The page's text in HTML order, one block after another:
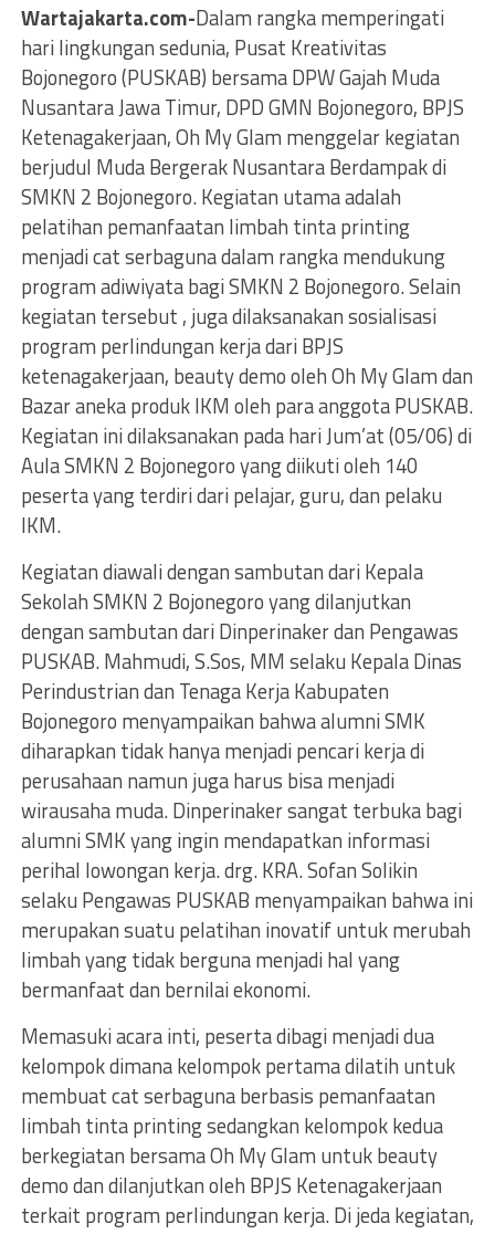
Wartajakarta.com-Dalam rangka memperingati
hari lingkungan sedunia, Pusat Kreativitas
Bojonegoro (PUSKAB) bersama DPW Gajah Muda
Nusantara Jawa Timur, DPD GMN Bojonegoro, BPJS
Ketenagakerjaan, Oh My Glam menggelar kegiatan
berjudul Muda Bergerak Nusantara Berdampak di
SMKN 2 Bojonegoro. Kegiatan utama adalah
pelatihan pemanfaatan limbah tinta printing
menjadi cat serbaguna dalam rangka mendukung
program adiwiyata bagi SMKN 2 Bojonegoro. Selain
kegiatan tersebut , juga dilaksanakan sosialisasi
program perlindungan kerja dari BPJS
ketenagakerjaan, beauty demo oleh Oh My Glam dan
Bazar aneka produk IKM oleh para anggota PUSKAB.
Kegiatan ini dilaksanakan pada hari Jum’at (05/06) di
Aula SMKN 2 Bojonegoro yang diikuti oleh 140
peserta yang terdiri dari pelajar, guru, dan pelaku
IKM.
Kegiatan diawali dengan sambutan dari Kepala
Sekolah SMKN 2 Bojonegoro yang dilanjutkan
dengan sambutan dari Dinperinaker dan Pengawas
PUSKAB. Mahmudi, S.Sos, MM selaku Kepala Dinas
Perindustrian dan Tenaga Kerja Kabupaten
Bojonegoro menyampaikan bahwa alumni SMK
diharapkan tidak hanya menjadi pencari kerja di
perusahaan namun juga harus bisa menjadi
wirausaha muda. Dinperinaker sangat terbuka bagi
alumni SMK yang ingin mendapatkan informasi
perihal lowongan kerja. drg. KRA. Sofan Solikin
selaku Pengawas PUSKAB menyampaikan bahwa ini
merupakan suatu pelatihan inovatif untuk merubah
limbah yang tidak berguna menjadi hal yang
bermanfaat dan bernilai ekonomi.
Memasuki acara inti, peserta dibagi menjadi dua
kelompok dimana kelompok pertama dilatih untuk
membuat cat serbaguna berbasis pemanfaatan
limbah tinta printing sedangkan kelompok kedua
berkegiatan bersama Oh My Glam untuk beauty
demo dan dilanjutkan oleh BPJS Ketenagakerjaan
terkait program perlindungan kerja. Di jeda kegiatan,